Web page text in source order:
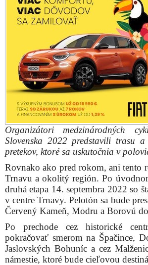
Organizátori medzinárodných
Slovenska 2022 predstavili trasu
pretekov, ktoré sa uskutočnia v
Rovnako ako pred rokom, ani tento
Trnavu a okolitý región. Po
druhá etapa 14. septembra 2022 so
v centre Trnavy. Pelotón sa bude
Červený Kameň, Modru a Borovú
Po prechode cez historické
pokračovať smerom na Špačince,
Jaslovských Bohuníc a cez
námestie, ktoré bude cieľovou